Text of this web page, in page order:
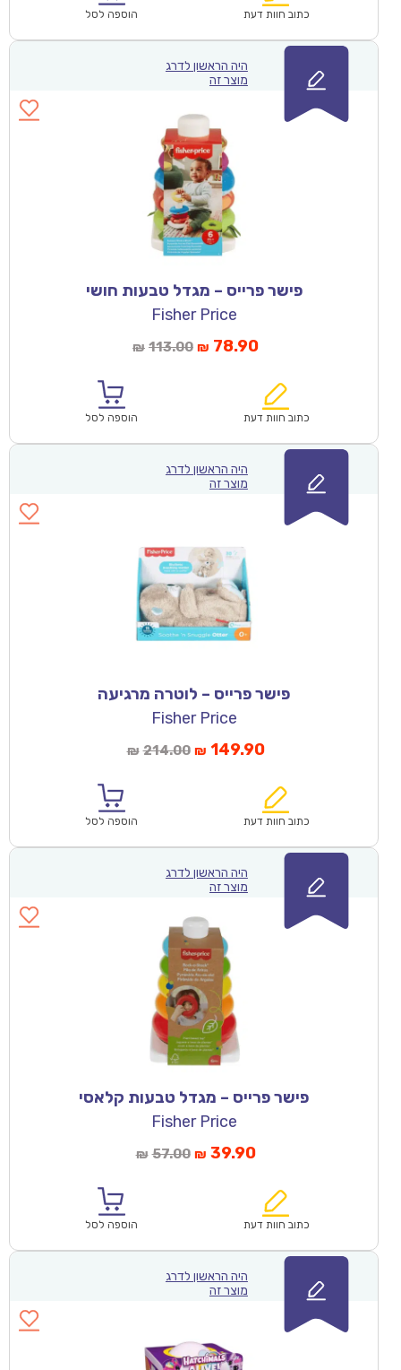
כתוב חוות דעת הוספה לסל
היה הראשון לדרג
מוצר זה
פישר פרייס – מגדל טבעות חושי
Fisher Price
₪ 113.00 ₪ 78.90
כתוב חוות דעת הוספה לסל
היה הראשון לדרג
מוצר זה
פישר פרייס – לוטרה מרגיעה
Fisher Price
₪ 214.00 ₪ 149.90
כתוב חוות דעת הוספה לסל
היה הראשון לדרג
מוצר זה
פישר פרייס – מגדל טבעות קלאסי
Fisher Price
₪ 57.00 ₪ 39.90
כתוב חוות דעת הוספה לסל
היה הראשון לדרג
מוצר זה